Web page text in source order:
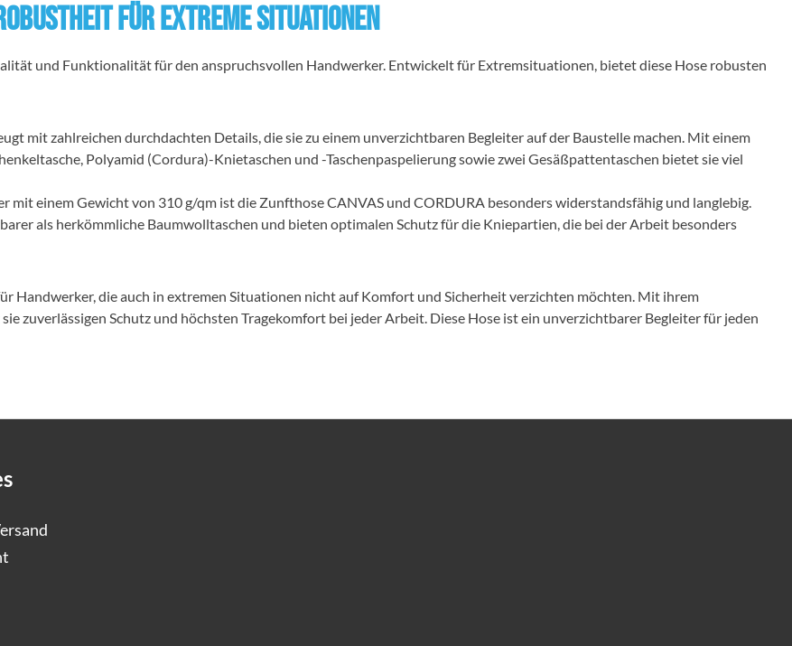
- Robustheit für extreme Situationen
und Funktionalität für den anspruchsvollen Handwerker. Entwickelt für Extremsituationen, bietet diese Hose robusten
mit zahlreichen durchdachten Details, die sie zu einem unverzichtbaren Begleiter auf der Baustelle machen. Mit einem
Polyamid (Cordura)-Knietaschen und -Taschenpaspelierung sowie zwei Gesäßpattentaschen bietet sie viel
mit einem Gewicht von 310 g/qm ist die Zunfthose CANVAS und CORDURA besonders widerstandsfähig und langlebig.
als herkömmliche Baumwolltaschen und bieten optimalen Schutz für die Kniepartien, die bei der Arbeit besonders
Handwerker, die auch in extremen Situationen nicht auf Komfort und Sicherheit verzichten möchten. Mit ihrem
zuverlässigen Schutz und höchsten Tragekomfort bei jeder Arbeit. Diese Hose ist ein unverzichtbarer Begleiter für jeden